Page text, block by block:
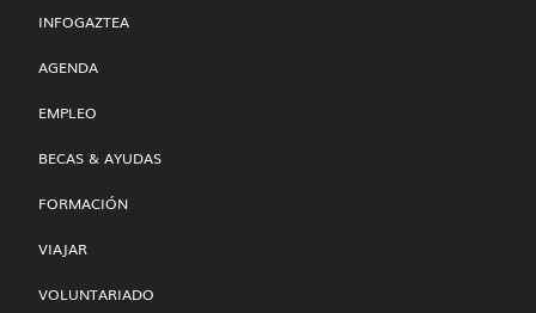
INFOGAZTEA
AGENDA
EMPLEO
BECAS & AYUDAS
FORMACIÓN
VIAJAR
VOLUNTARIADO